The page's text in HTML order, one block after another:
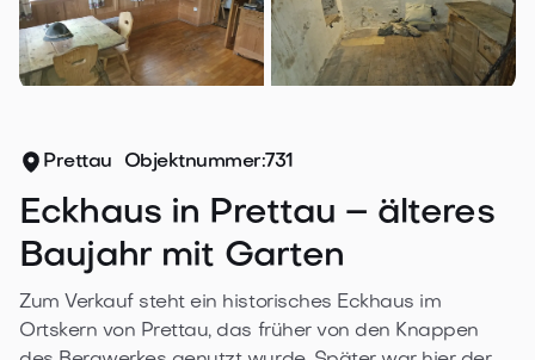
Prettau Objektnummer:731
Eckhaus in Prettau – älteres
Baujahr mit Garten
Zum Verkauf steht ein historisches Eckhaus im
Ortskern von Prettau, das früher von den Knappen